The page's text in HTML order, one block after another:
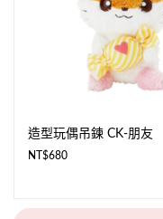
造型玩偶吊鍊 CK-朋友
NT$680